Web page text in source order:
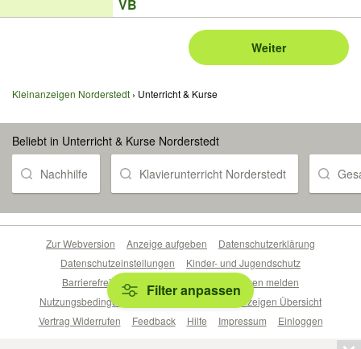
VB
Weiter
Kleinanzeigen Norderstedt Unterricht & Kurse
Beliebt in Unterricht & Kurse Norderstedt
Nachhilfe Klavierunterricht Norderstedt
Filter anpassen
Zur Webversion Anzeige aufgeben
Datenschutzerklärung
Datenschutzeinstellungen
Kinder- und Jugendschutz
Barrierefreiheitserklärung
Sicherheitslücken melden
Nutzungsbedingungen
Beliebte Suchen
Anzeigen Übersicht
Vertrag Widerrufen
Feedback Hilfe Impressum Einloggen